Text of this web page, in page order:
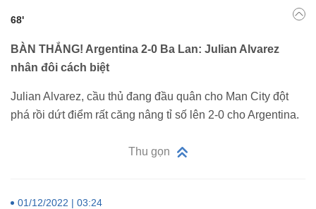
68'
BÀN THẮNG! Argentina 2-0 Ba Lan: Julian Alvarez
nhân đôi cách biệt
Julian Alvarez, cầu thủ đang đầu quân cho Man City đột
phá rồi dứt điểm rất căng nâng tỉ số lên 2-0 cho Argentina.
Thu gọn
01/12/2022 | 03:24